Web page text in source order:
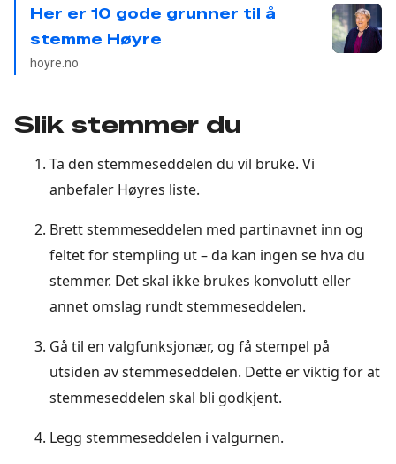
Her er 10 gode grunner til å
stemme Høyre
hoyre.no
Slik stemmer du
Ta den stemmeseddelen du vil bruke. Vi
anbefaler Høyres liste.
Brett stemmeseddelen med partinavnet inn og
feltet for stempling ut – da kan ingen se hva du
stemmer. Det skal ikke brukes konvolutt eller
annet omslag rundt stemmeseddelen.
Gå til en valgfunksjonær, og få stempel på
utsiden av stemmeseddelen. Dette er viktig for at
stemmeseddelen skal bli godkjent.
Legg stemmeseddelen i valgurnen.